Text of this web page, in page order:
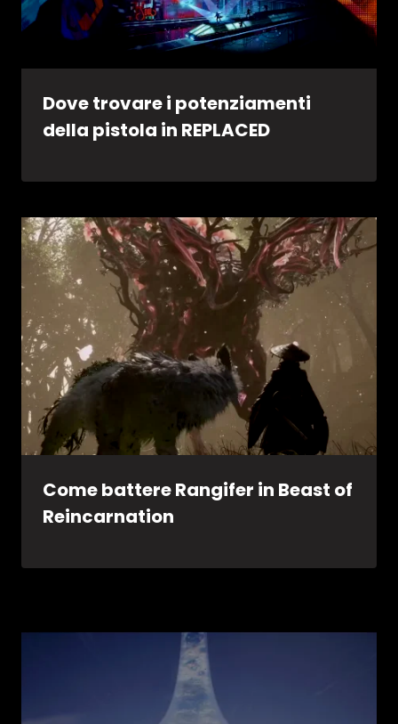
Dove trovare i potenziamenti
della pistola in REPLACED
Come battere Rangifer in Beast of
Reincarnation